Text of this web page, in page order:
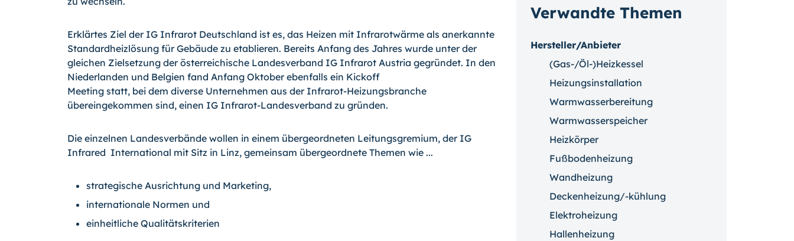
Erklärtes Ziel der IG Infrarot Deutschland ist es, das Heizen mit Infrarotwärme als anerkannte
Standardheizlösung für Gebäude zu etablieren. Bereits Anfang des Jahres wurde unter der
gleichen Zielsetzung der österreichische Landesverband IG Infrarot Austria gegründet. In den
Niederlanden und Belgien fand Anfang Oktober ebenfalls ein Kickoff
Meeting statt, bei dem diverse Unternehmen aus der Infrarot-Heizungsbranche
übereingekommen sind, einen IG Infrarot-Landesverband zu gründen.
Die einzelnen Landesverbände wollen in einem übergeordneten Leitungsgremium, der IG
Infrared International mit Sitz in Linz, gemeinsam übergeordnete Themen wie ...
strategische Ausrichtung und Marketing,
internationale Normen und
einheitliche Qualitätskriterien
Verwandte Themen
Hersteller/Anbieter
(Gas-/Öl-)Heizkessel
Heizungsinstallation
Warmwasserbereitung
Warmwasserspeicher
Heizkörper
Fußbodenheizung
Wandheizung
Deckenheizung/-kühlung
Elektroheizung
Hallenheizung